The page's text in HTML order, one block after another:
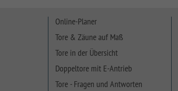
Online-Planer
Tore & Zäune auf Maß
Tore in der Übersicht
Doppeltore mit E-Antrieb
Tore - Fragen und Antworten